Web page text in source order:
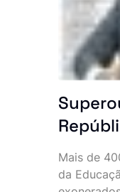
uma vida
viaturas
caros e
Mais de
da